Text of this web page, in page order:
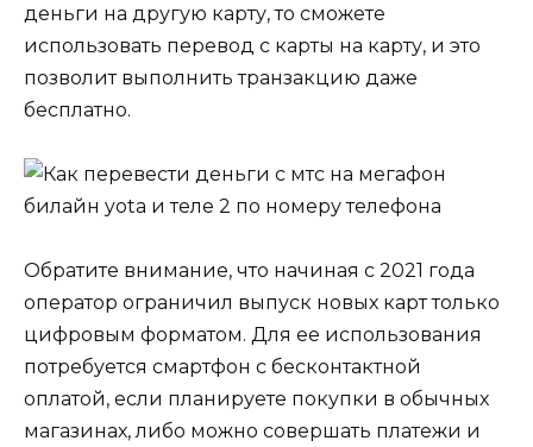
деньги на другую карту, то сможете
использовать перевод с карты на карту, и это
позволит выполнить транзакцию даже
бесплатно.
Обратите внимание, что начиная с 2021 года
оператор ограничил выпуск новых карт только
цифровым форматом. Для ее использования
потребуется смартфон с бесконтактной
оплатой, если планируете покупки в обычных
магазинах, либо можно совершать платежи и